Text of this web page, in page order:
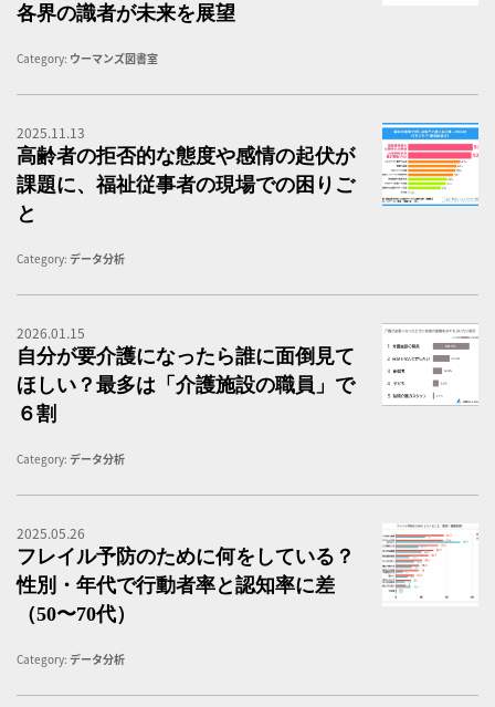
各界の識者が未来を展望
Category: ウーマンズ図書室
2025.11.13
高齢者の拒否的な態度や感情の起伏が
課題に、福祉従事者の現場での困りご
と
Category: データ分析
2026.01.15
自分が要介護になったら誰に面倒見て
ほしい？最多は「介護施設の職員」で
６割
Category: データ分析
2025.05.26
フレイル予防のために何をしている？
性別・年代で行動者率と認知率に差
（50〜70代）
Category: データ分析